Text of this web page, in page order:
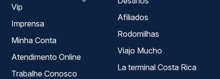
Vip
Imprensa
Minha Conta
Atendimento Online
Trabalhe Conosco
Afiliados
Rodomilhas
Viajo Mucho
La terminal Costa Rica